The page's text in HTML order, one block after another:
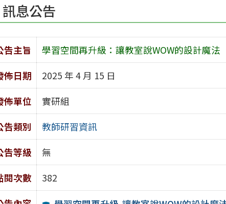
訊息公告
告主旨
學習空間再升級：讓教室說WOW的設計魔法
佈日期
2025 年 4 月 15 日
佈單位
實研組
告類別
教師研習資訊
告等級
無
閱次數
382